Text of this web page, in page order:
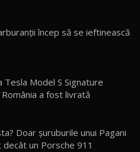
încep să se ieftinească
Tesla Model S Signature
a fost livrată
Doar șuruburile unui Pagani
un Porsche 911